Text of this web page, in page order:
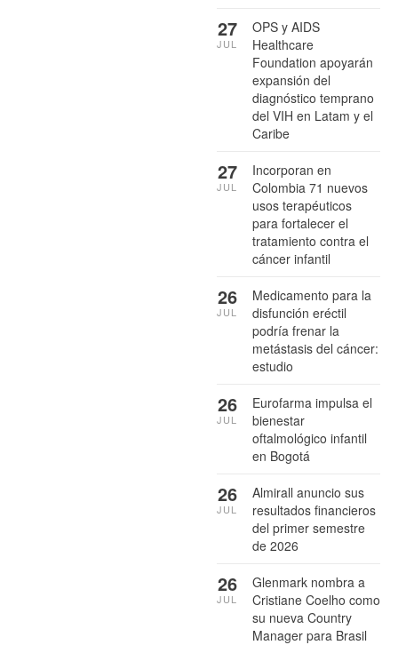
OPS y AIDS
Healthcare
Foundation apoyarán
expansión del
diagnóstico temprano
del VIH en Latam y el
Caribe
27
JUL
Incorporan en
Colombia 71 nuevos
usos terapéuticos
para fortalecer el
tratamiento contra el
cáncer infantil
27
JUL
Medicamento para la
disfunción eréctil
podría frenar la
metástasis del cáncer:
estudio
26
JUL
Eurofarma impulsa el
bienestar
oftalmológico infantil
en Bogotá
26
JUL
Almirall anuncio sus
resultados financieros
del primer semestre
de 2026
26
JUL
Glenmark nombra a
Cristiane Coelho como
su nueva Country
Manager para Brasil
26
JUL